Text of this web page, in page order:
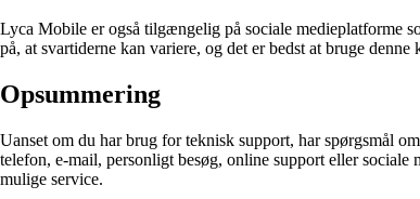
Lyca Mobile er også tilgængelig på sociale medieplatforme
på, at svartiderne kan variere, og det er bedst at bruge
Opsummering
Uanset om du har brug for teknisk support, har spørgsmål
telefon, e-mail, personligt besøg, online support eller
mulige service.